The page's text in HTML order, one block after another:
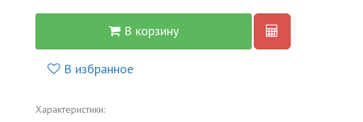
В корзину
В избранное
Характеристики: